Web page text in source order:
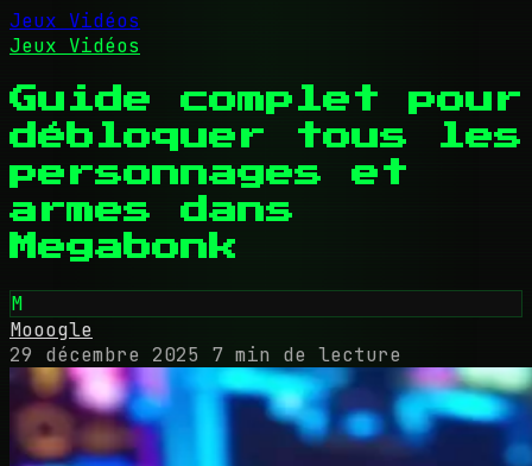
Jeux Vidéos
Jeux Vidéos
Guide complet pour
débloquer tous les
personnages et
armes dans
Megabonk
M
Mooogle
29 décembre 2025
7 min de lecture